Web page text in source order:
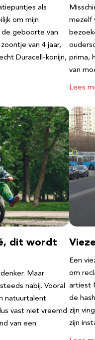
als
om mijn
de geboorte van
van 4 jaar,
Duracell-konijn,
mezelf
prima,
van
Lees
dit wordt
Maar
nabij. Vooral
natuurtalent
vast niet vreemd
van een
Een
om
artiest
de
zijn
zijn